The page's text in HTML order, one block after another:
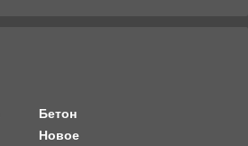
Бетон
Новое